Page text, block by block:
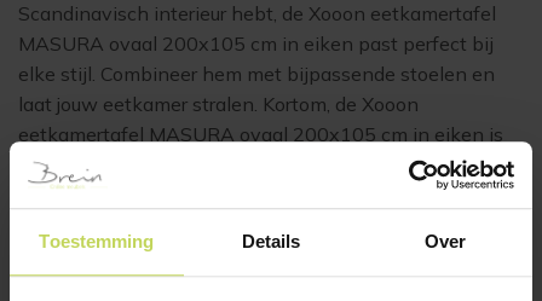
Toestemming Details Over
Scandinavisch interieur hebt, de Xooon eetkamertafel
MASURA ovaal 200x105 cm in eiken past perfect bij
elke stijl. Combineer hem met bijpassende stoelen en
laat jouw eetkamer stralen. Kortom, de Xooon
eetkamertafel MASURA ovaal 200x105 cm in eiken is
dé perfecte keuze voor wie op zoek is naar een unieke
en stijlvolle toevoeging aan zijn eetkamer. Met zijn ovale
deze tafel zeker indruk maken op jouw gasten. Bestel